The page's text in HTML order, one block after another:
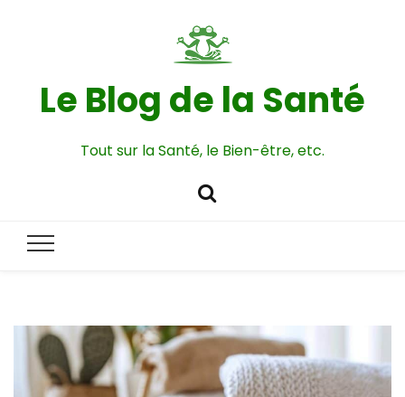
Le Blog de la Santé
Tout sur la Santé, le Bien-être, etc.